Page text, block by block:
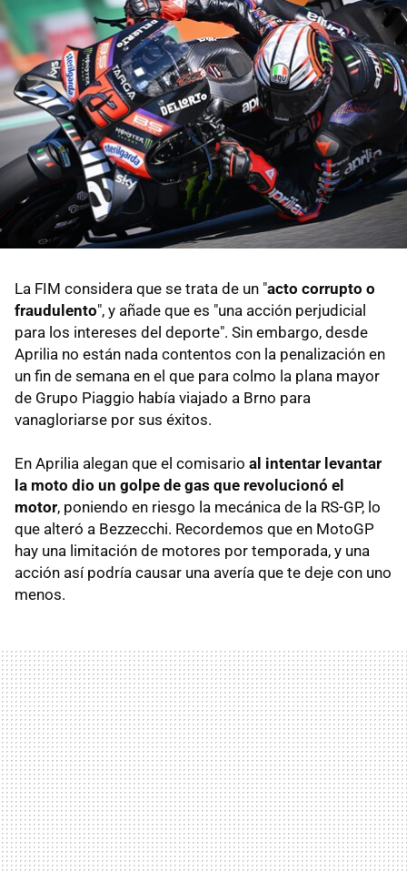
La FIM considera que se trata de un "acto corrupto o
fraudulento", y añade que es "una acción perjudicial
para los intereses del deporte". Sin embargo, desde
Aprilia no están nada contentos con la penalización en
un fin de semana en el que para colmo la plana mayor
de Grupo Piaggio había viajado a Brno para
vanagloriarse por sus éxitos.
En Aprilia alegan que el comisario al intentar levantar
la moto dio un golpe de gas que revolucionó el
motor, poniendo en riesgo la mecánica de la RS-GP, lo
que alteró a Bezzecchi. Recordemos que en MotoGP
hay una limitación de motores por temporada, y una
acción así podría causar una avería que te deje con uno
menos.